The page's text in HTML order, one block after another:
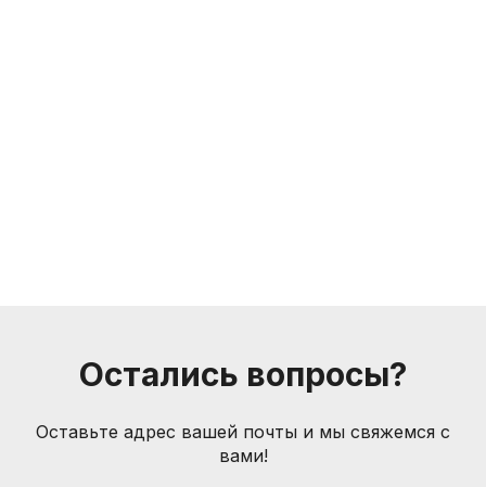
Остались вопросы?
Оставьте адрес вашей почты и мы свяжемся с
вами!